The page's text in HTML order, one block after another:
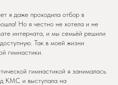
я даже проходила отбор в
Но я честно не хотела и не
интерната, и мы семьёй решили
Так в моей жизни
гимнастики.
гимнастикой я занималась
КМС и выступала на